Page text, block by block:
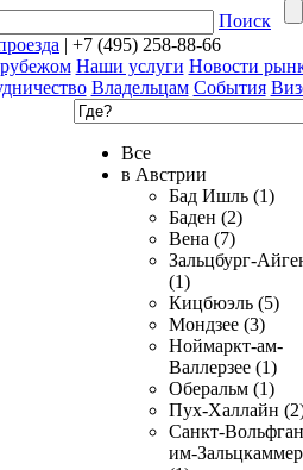
Поиск
| +7 (495) 258-88-66
Наши услуги Новости
Владельцам События
Все
в Австрии
Бад Ишль (1)
Баден (2)
Вена (7)
Зальцбург-
(1)
Кицбюэль (5)
Мондзее (3)
Ноймаркт-ам-
Валлерзее (1)
Оберальм (1)
Пух-Халлайн
Санкт-
им-